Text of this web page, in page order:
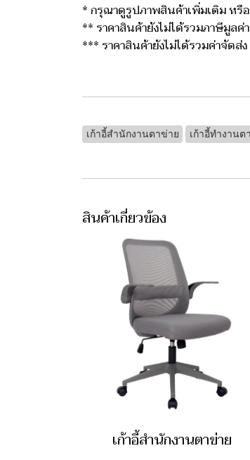
* กรุณาดูรูปภาพสินค้าเพิ่มเติม หรื
** ราคาสินค้ายังไม่ได้รวมภาษีมูลค่
*** ราคาสินค้ายังไม่ได้รวมค่าจัดส่
เก้าอี้สำนักงานตาข่าย เก้าอี้ทำงานต
สินค้าเกี่ยวข้อง
เก้าอี้สำนักงานตาข่าย